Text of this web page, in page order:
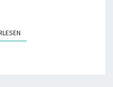
WEITERLESEN